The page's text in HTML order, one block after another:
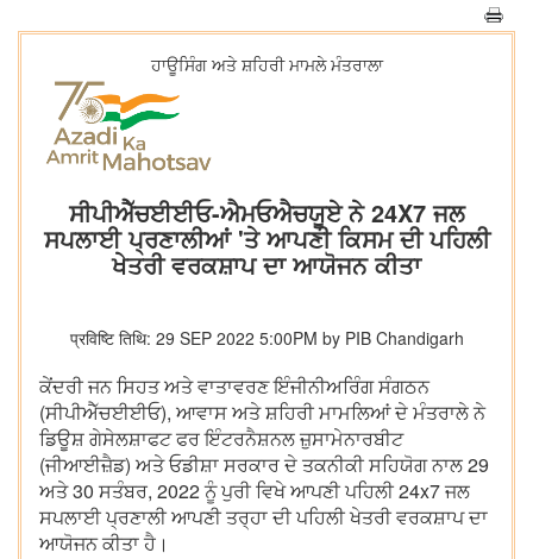
ਹਾਊਸਿੰਗ ਅਤੇ ਸ਼ਹਿਰੀ ਮਾਮਲੇ ਮੰਤਰਾਲਾ
ਸੀਪੀਐੱਚਈਈਓ-ਐਮਓਐਚਯੂਏ ਨੇ 24X7 ਜਲ
ਸਪਲਾਈ ਪ੍ਰਣਾਲੀਆਂ 'ਤੇ ਆਪਣੀ ਕਿਸਮ ਦੀ ਪਹਿਲੀ
ਖੇਤਰੀ ਵਰਕਸ਼ਾਪ ਦਾ ਆਯੋਜਨ ਕੀਤਾ
प्रविष्टि तिथि: 29 SEP 2022 5:00PM by PIB Chandigarh
ਕੇਂਦਰੀ ਜਨ ਸਿਹਤ ਅਤੇ ਵਾਤਾਵਰਣ ਇੰਜੀਨੀਅਰਿੰਗ ਸੰਗਠਨ
(ਸੀਪੀਐੱਚਈਈਓ), ਆਵਾਸ ਅਤੇ ਸ਼ਹਿਰੀ ਮਾਮਲਿਆਂ ਦੇ ਮੰਤਰਾਲੇ ਨੇ
ਡਿਊਸ਼ ਗੇਸੇਲਸ਼ਾਫਟ ਫਰ ਇੰਟਰਨੈਸ਼ਨਲ ਜ਼ੁਸਾਮੇਨਾਰਬੀਟ
(ਜੀਆਈਜ਼ੈਡ) ਅਤੇ ਓਡੀਸ਼ਾ ਸਰਕਾਰ ਦੇ ਤਕਨੀਕੀ ਸਹਿਯੋਗ ਨਾਲ 29
ਅਤੇ 30 ਸਤੰਬਰ, 2022 ਨੂੰ ਪੁਰੀ ਵਿਖੇ ਆਪਣੀ ਪਹਿਲੀ 24x7 ਜਲ
ਸਪਲਾਈ ਪ੍ਰਣਾਲੀ ਆਪਣੀ ਤਰ੍ਹਾ ਦੀ ਪਹਿਲੀ ਖੇਤਰੀ ਵਰਕਸ਼ਾਪ ਦਾ
ਆਯੋਜਨ ਕੀਤਾ ਹੈ।